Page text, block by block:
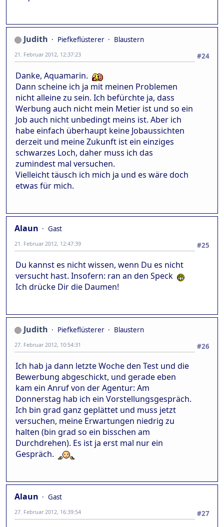
Judith Piefkeflüsterer
Blaustern
#24
21. Februar 2012, 12:37:23
Danke, Aquamarin.
Dann scheine ich ja mit meinen Problemen
nicht alleine zu sein. Ich befürchte ja, dass
Werbung auch nicht mein Metier ist und so ein
Job auch nicht unbedingt meins ist. Aber ich
habe einfach überhaupt keine Jobaussichten
derzeit und meine Zukunft ist ein einziges
schwarzes Loch, daher muss ich das
zumindest mal versuchen.
Vielleicht täusch ich mich ja und es wäre doch
etwas für mich.
Alaun
Gast
#25
21. Februar 2012, 12:47:39
Du kannst es nicht wissen, wenn Du es nicht
versucht hast. Insofern: ran an den Speck
Ich drücke Dir die Daumen!
Judith Piefkeflüsterer
Blaustern
#26
27. Februar 2012, 10:54:31
Ich hab ja dann letzte Woche den Test und die
Bewerbung abgeschickt, und gerade eben
kam ein Anruf von der Agentur: Am
Donnerstag hab ich ein Vorstellungsgespräch.
Ich bin grad ganz geplättet und muss jetzt
versuchen, meine Erwartungen niedrig zu
halten (bin grad so ein bisschen am
Durchdrehen). Es ist ja erst mal nur ein
Gespräch.
Alaun
Gast
#27
27. Februar 2012, 16:39:54